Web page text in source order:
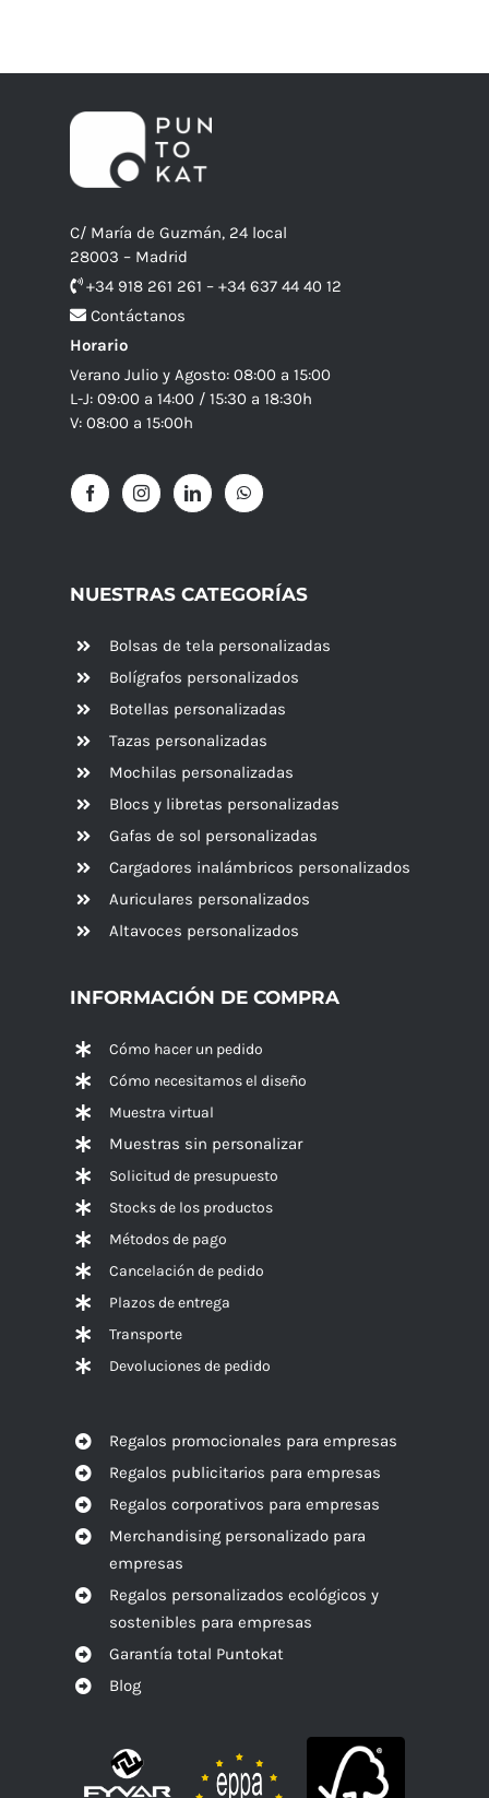
C/ María de Guzmán, 24 local
28003 – Madrid
+34 918 261 261 – +34 637 44 40 12
Contáctanos
Horario
Verano Julio y Agosto: 08:00 a 15:00
L-J: 09:00 a 14:00 / 15:30 a 18:30h
V: 08:00 a 15:00h
NUESTRAS CATEGORÍAS
Bolsas de tela personalizadas
Bolígrafos personalizados
Botellas personalizadas
Tazas personalizadas
Mochilas personalizadas
Blocs y libretas personalizadas
Gafas de sol personalizadas
Cargadores inalámbricos personalizados
Auriculares personalizados
Altavoces personalizados
INFORMACIÓN DE COMPRA
Cómo hacer un pedido
Cómo necesitamos el diseño
Muestra virtual
Muestras sin personalizar
Solicitud de presupuesto
Stocks de los productos
Métodos de pago
Cancelación de pedido
Plazos de entrega
Transporte
Devoluciones de pedido
Regalos promocionales para empresas
Regalos publicitarios para empresas
Regalos corporativos para empresas
Merchandising personalizado para
empresas
Regalos personalizados ecológicos y
sostenibles para empresas
Garantía total Puntokat
Blog